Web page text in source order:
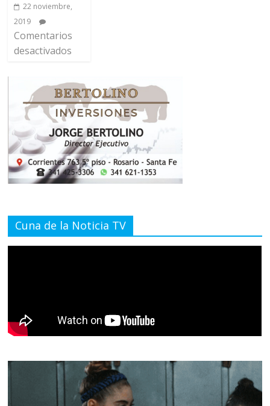
22 noviembre,
2019
Comentarios
desactivados
Cuna de la Noticia TV